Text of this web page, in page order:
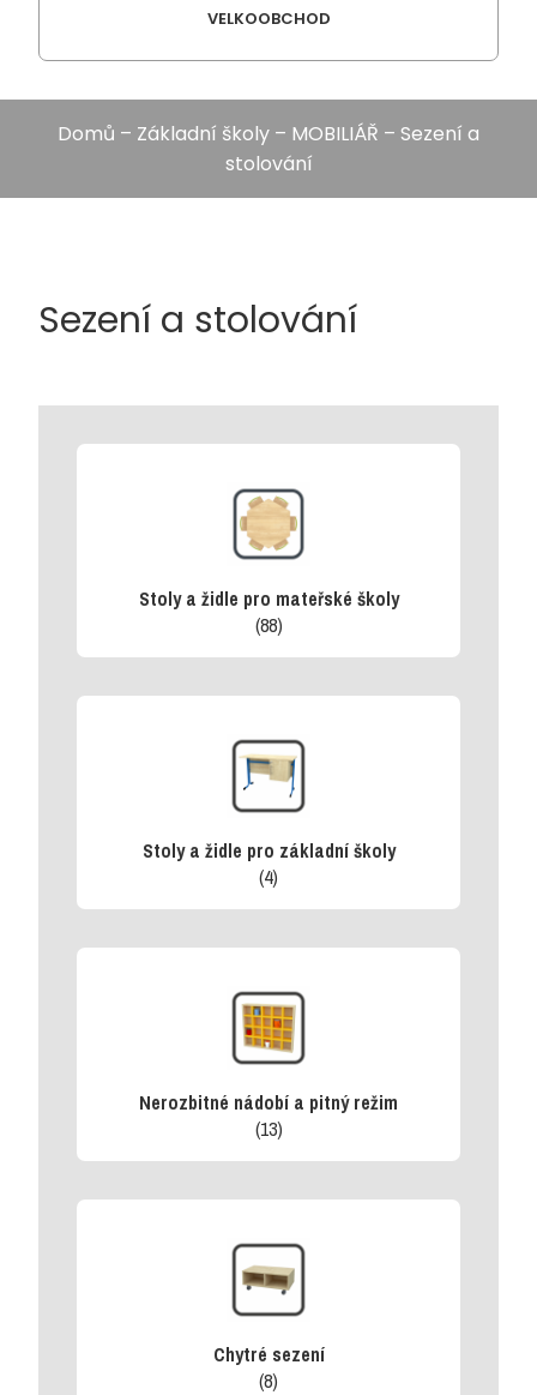
VELKOOBCHOD
Domů – Základní školy – MOBILIÁŘ – Sezení a
stolování
Sezení a stolování
Stoly a židle pro mateřské školy
(88)
Stoly a židle pro základní školy
(4)
Nerozbitné nádobí a pitný režim
(13)
Chytré sezení
(8)